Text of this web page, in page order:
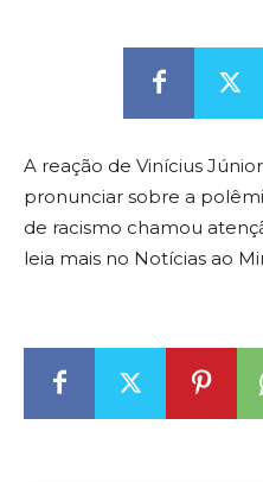
A reação de Vinícius
pronunciar sobre a
de racismo chamou
leia mais no Notícias ao